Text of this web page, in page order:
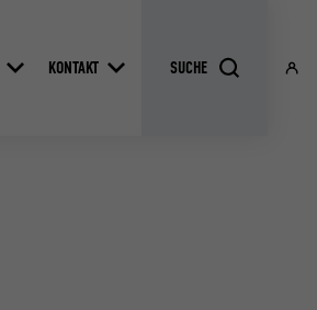
KONTAKT